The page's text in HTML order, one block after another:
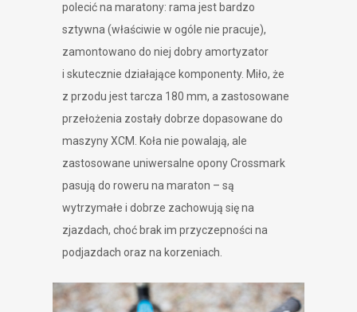
polecić na maratony: rama jest bardzo
sztywna (właściwie w ogóle nie pracuje),
zamontowano do niej dobry amortyzator
i skutecznie działające komponenty. Miło, że
z przodu jest tarcza 180 mm, a zastosowane
przełożenia zostały dobrze dopasowane do
maszyny XCM. Koła nie powalają, ale
zastosowane uniwersalne opony Crossmark
pasują do roweru na maraton – są
wytrzymałe i dobrze zachowują się na
zjazdach, choć brak im przyczepności na
podjazdach oraz na korzeniach.